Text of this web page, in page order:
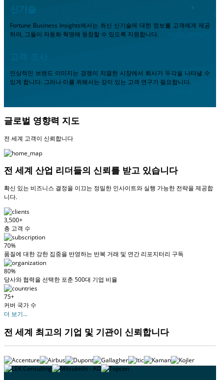
신기술
Fortune Business Insights에서는 최신 신기술에 대한 정보를 고객에게 제공
하여, 그들이 자동화 혁명에 동참할 수 있도록 지원합니다.
인상적인 브랜드 이미지는 경쟁이 치열한 시장에서 회사가 두각을 나타낼 수
있게 합니다. 그러나 이를 위해서는 깊이 있는 고객 연구가 필요합니다.
글로벌 영향력 지도
전 세계 고객이 신뢰합니다
전 세계 산업 리더들의 신뢰를 받고 있습니다
확신 있는 비즈니스 결정을 이끄는 정밀한 인사이트와 실행 가능한 전략을 제공합
니다.
3,500+
총 고객 수
70%
품질에 대한 강한 집중을 반영하는 반복 거래 및 연간 리포지터리 구독
80%
당사와 협력을 선택한 포춘 500대 기업 비율
75+
커버 국가 수
더 보기...
전 세계 최고의 기업 및 기관이 신뢰합니다